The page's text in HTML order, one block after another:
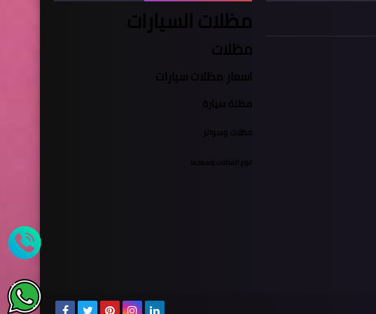
مظلات السيارات
مظلات
اسعار مظلات سيارات
مظلة سيارة
مظلات وسواتر
انواع المظلات واسعارها